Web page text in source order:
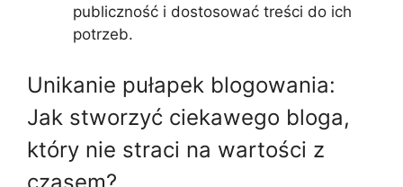
publiczność i dostosować treści do ich
potrzeb.
Unikanie pułapek blogowania:
Jak stworzyć ciekawego bloga,
który nie straci na wartości z
czasem?